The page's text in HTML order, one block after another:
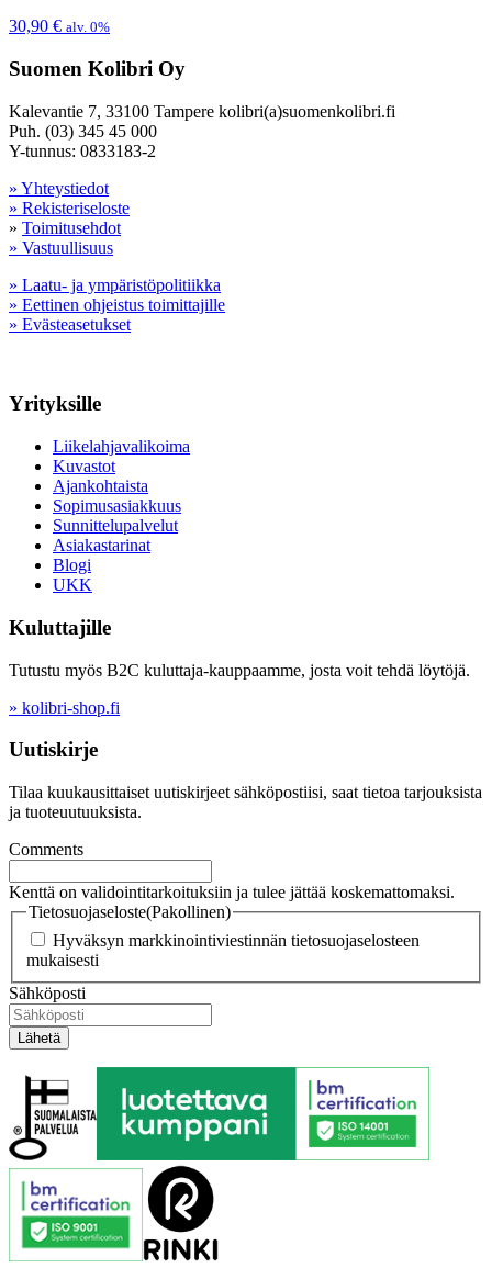
30,90 € alv. 0%
Suomen Kolibri Oy
Kalevantie 7, 33100 Tampere kolibri(a)suomenkolibri.fi
Puh. (03) 345 45 000
Y-tunnus: 0833183-2
» Yhteystiedot
» Rekisteriseloste
» Toimitusehdot
» Vastuullisuus
» Laatu- ja ympäristöpolitiikka
» Eettinen ohjeistus toimittajille
» Evästeasetukset
Yrityksille
Liikelahjavalikoima
Kuvastot
Ajankohtaista
Sopimusasiakkuus
Sunnittelupalvelut
Asiakastarinat
Blogi
UKK
Kuluttajille
Tutustu myös B2C kuluttaja-kauppaamme, josta voit tehdä löytöjä.
» kolibri-shop.fi
Uutiskirje
Tilaa kuukausittaiset uutiskirjeet sähköpostiisi, saat tietoa tarjouksista
ja tuoteuutuuksista.
Comments
Kenttä on validointitarkoituksiin ja tulee jättää koskemattomaksi.
Tietosuojaseloste(Pakollinen)
Hyväksyn markkinointiviestinnän tietosuojaselosteen
mukaisesti
Sähköposti